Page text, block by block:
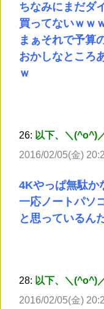
ちなみにまだダ
買ってないｗｗ
まぁそれで予算
おかしなところ
ｗ
26: 以下、＼(^o^)
2016/02/05(金)
4Kやっぱ無駄か
一応ノートパソ
と思っているん
28: 以下、＼(^o^)
2016/02/05(金)